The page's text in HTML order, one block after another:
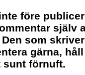
före
själv
som
gärna,
sunt förnuft.